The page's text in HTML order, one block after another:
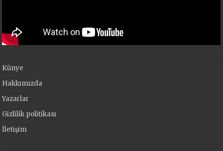
Künye
Hakkımızda
Yazarlar
Gizlilik politikası
İletişim